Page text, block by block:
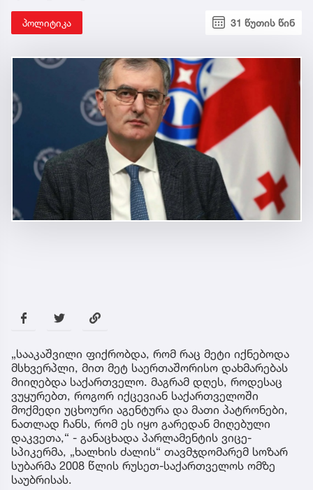
პოლიტიკა 31 წუთის წინ
„სააკაშვილი ფიქრობდა, რომ რაც მეტი იქნებოდა
მსხვერპლი, მით მეტ საერთაშორისო დახმარებას
მიიღებდა საქართველო. მაგრამ დღეს, როდესაც
ვუყურებთ, როგორ იქცევიან საქართველოში
მოქმედი უცხოური აგენტურა და მათი პატრონები,
ნათლად ჩანს, რომ ეს იყო გარედან მიღებული
დაკვეთა,“ - განაცხადა პარლამენტის ვიცე-
სპიკერმა, „ხალხის ძალის“ თავმჯდომარემ სოზარ
სუბარმა 2008 წლის რუსეთ-საქართველოს ომზე
საუბრისას.